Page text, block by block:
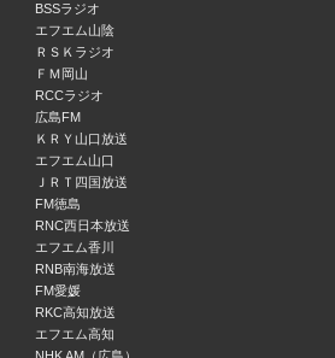
だけ浮かレディオ」 ＧＩＲＬＳ☆ＰＵＮＣＨ
BSSラジオ
エフエム山陰
ＲＳＫラジオ
ＦＭ岡山
RCCラジオ
広島FM
ＫＲＹ山口放送
エフエム山口
ＪＲＴ四国放送
FM徳島
RNC西日本放送
エフエム香川
RNB南海放送
FM愛媛
RKC高知放送
エフエム高知